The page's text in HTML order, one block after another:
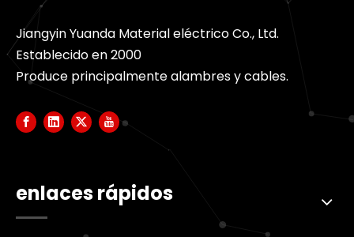
Jiangyin Yuanda Material eléctrico Co., Ltd.
Establecido en 2000
Produce principalmente alambres y cables.
enlaces rápidos